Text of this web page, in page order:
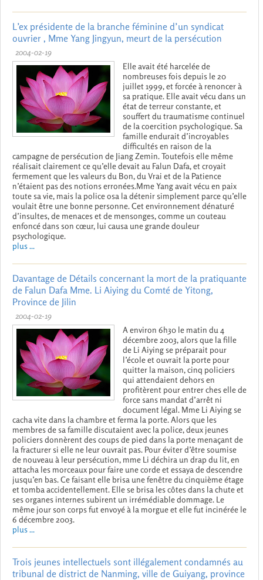
L’ex présidente de la branche féminine d’un syndicat
ouvrier , Mme Yang Jingyun, meurt de la persécution
2004-02-19
Elle avait été harcelée de
nombreuses fois depuis le 20
juillet 1999, et forcée à renoncer à
sa pratique. Elle avait vécu dans un
état de terreur constante, et
souffert du traumatisme continuel
de la coercition psychologique. Sa
famille endurait d’incroyables
difficultés en raison de la
campagne de persécution de Jiang Zemin. Toutefois elle même
réalisait clairement ce qu’elle devait au Falun Dafa, et croyait
fermement que les valeurs du Bon, du Vrai et de la Patience
n’étaient pas des notions erronées.Mme Yang avait vécu en paix
toute sa vie, mais la police osa la détenir simplement parce qu’elle
voulait être une bonne personne. Cet environnement dénaturé
d’insultes, de menaces et de mensonges, comme un couteau
enfoncé dans son cœur, lui causa une grande douleur
psychologique.
plus ...
Davantage de Détails concernant la mort de la pratiquante
de Falun Dafa Mme. Li Aiying du Comté de Yitong,
Province de Jilin
2004-02-19
A environ 6h30 le matin du 4
décembre 2003, alors que la fille
de Li Aiying se préparait pour
l’école et ouvrait la porte pour
quitter la maison, cinq policiers
qui attendaient dehors en
profitèrent pour entrer ches elle de
force sans mandat d’arrêt ni
document légal. Mme Li Aiying se
cacha vite dans la chambre et ferma la porte. Alors que les
membres de sa famille discutaient avec la police, deux jeunes
policiers donnèrent des coups de pied dans la porte menaçant de
la fracturer si elle ne leur ouvrait pas. Pour éviter d’être soumise
de nouveau à leur persécution, mme Li déchira un drap du lit, en
attacha les morceaux pour faire une corde et essaya de descendre
jusqu’en bas. Ce faisant elle brisa une fenêtre du cinquième étage
et tomba accidentellement. Elle se brisa les côtes dans la chute et
ses organes internes subirent un irrémédiable dommage. Le
même jour son corps fut envoyé à la morgue et elle fut incinérée le
6 décembre 2003.
plus ...
Trois jeunes intellectuels sont illégalement condamnés au
tribunal de district de Nanming, ville de Guiyang, province